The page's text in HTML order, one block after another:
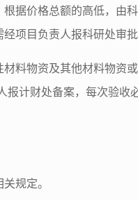
据价格总额的高低，由
项目负责人报科研处审批
料物资及其他材料物资
报计财处备案，每次验收
规定。